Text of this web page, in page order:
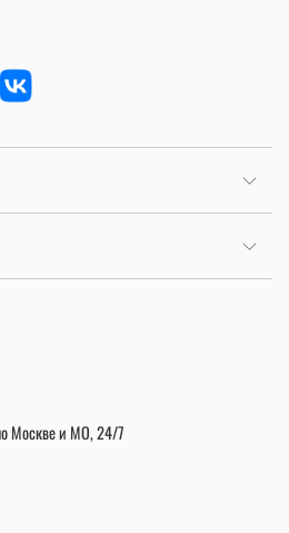
Москве и МО, 24/7